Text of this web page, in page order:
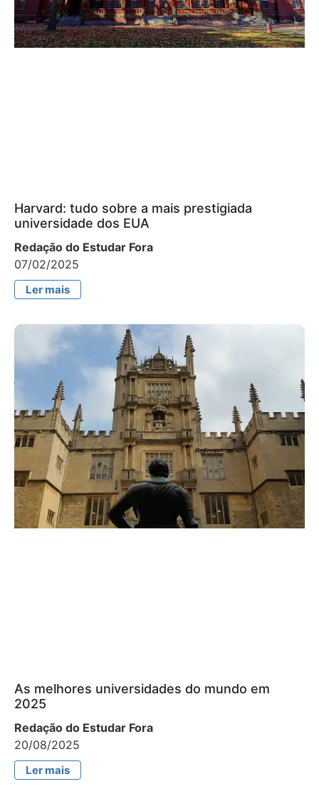
Harvard: tudo sobre a mais prestigiada
universidade dos EUA
Redação do Estudar Fora
07/02/2025
Ler mais
As melhores universidades do mundo em
2025
Redação do Estudar Fora
20/08/2025
Ler mais